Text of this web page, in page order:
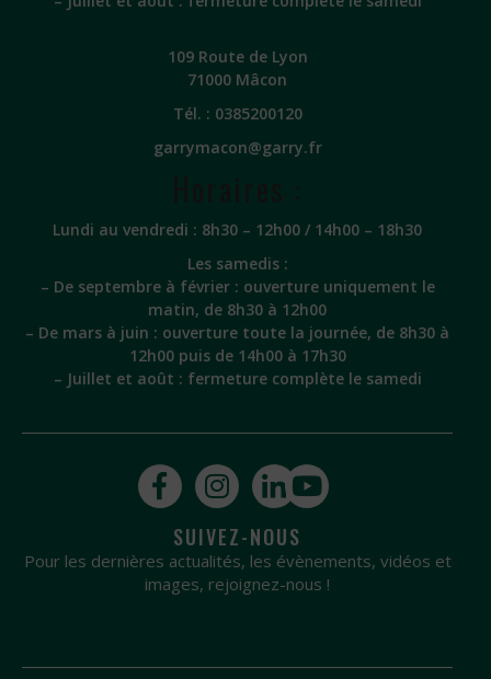
109 Route de Lyon
71000 Mâcon
Tél. : 0385200120
garrymacon@garry.fr
Lundi au vendredi : 8h30 – 12h00 / 14h00 – 18h30
Les samedis :
– De septembre à février : ouverture uniquement le
matin, de 8h30 à 12h00
– De mars à juin : ouverture toute la journée, de 8h30 à
12h00 puis de 14h00 à 17h30
– Juillet et août : fermeture complète le samedi
SUIVEZ-NOUS
Pour les dernières actualités, les évènements, vidéos et
images, rejoignez-nous !